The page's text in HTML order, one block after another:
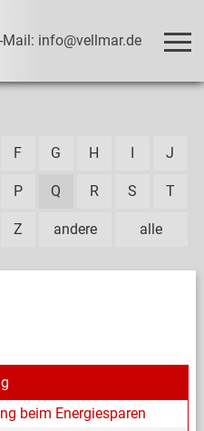
Mail: info@vellmar.de
alle
F G H I J
P Q R S T
Z andere
beim Energiesparen